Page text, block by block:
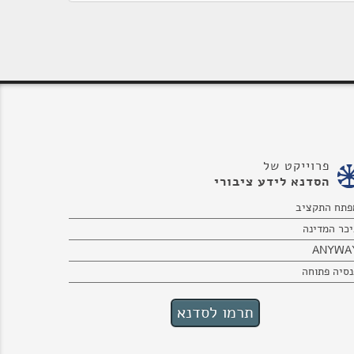
פרוייקט של
הסדנא לידע ציבורי
התקציב
המדינה
פתוחה